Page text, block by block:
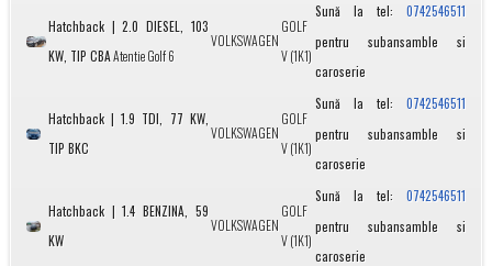
Hatchback | 2.0 DIESEL, 103
KW, TIP CBAAtentie Golf 6
VOLKSWAGEN
GOLF
V (1K1)
Sună la tel: 0742546511
pentru subansamble si
caroserie
Hatchback | 1.9 TDI, 77 KW,
TIP BKC
VOLKSWAGEN
GOLF
V (1K1)
Sună la tel: 0742546511
pentru subansamble si
caroserie
Hatchback | 1.4 BENZINA, 59
KW
VOLKSWAGEN
GOLF
V (1K1)
Sună la tel: 0742546511
pentru subansamble si
caroserie